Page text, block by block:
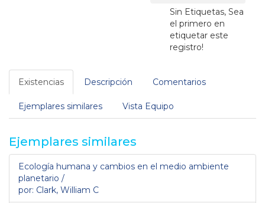
Sin Etiquetas, Sea
el primero en
etiquetar este
registro!
Existencias Descripción Comentarios
Ejemplares similares Vista Equipo
Ejemplares similares
Ecología humana y cambios en el medio ambiente
planetario /
por: Clark, William C